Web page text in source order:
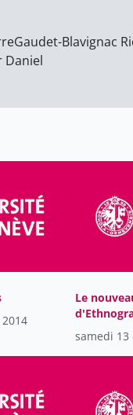
Gaudet-Blavignac
Daniel
Le
des
samedi 13